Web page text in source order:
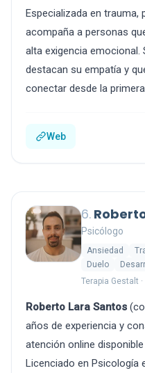
Especializada en trauma,
acompaña a personas
alta exigencia emocional.
destacan su empatía y
conectar desde la
Web
6.
Psicólogo
Ansiedad
Duelo
Terapia Gestalt
Roberto Lara Santos
años de experiencia y
atención online
Licenciado en Psicología